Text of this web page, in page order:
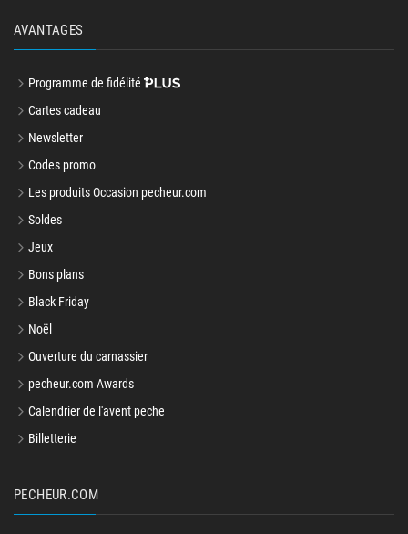
AVANTAGES
Programme de fidélité
Cartes cadeau
Newsletter
Codes promo
Les produits Occasion pecheur.com
Soldes
Jeux
Bons plans
Black Friday
Noël
Ouverture du carnassier
pecheur.com Awards
Calendrier de l'avent peche
Billetterie
PECHEUR.COM